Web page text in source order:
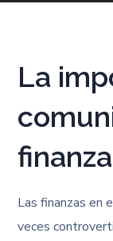
La
Las finanzas en
veces